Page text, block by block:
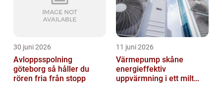
30 juni 2026
Avloppsspolning
göteborg så håller du
rören fria från stopp
11 juni 2026
Värmepump skåne
energieffektiv
uppvärmning i ett milt